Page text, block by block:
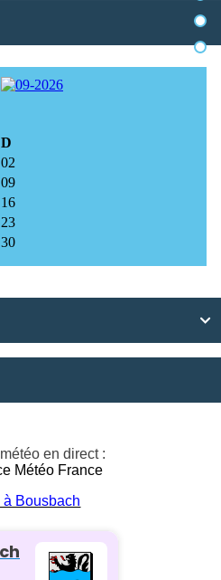

en direct :
à Bousbach